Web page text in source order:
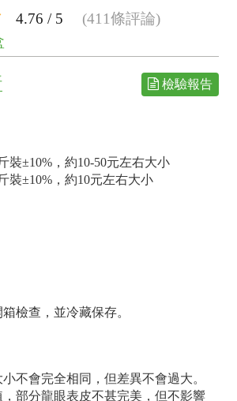
4.76 / 5
(411條評論)
檢驗報告
裝±10%，約10-50元左右大小
裝±10%，約10元左右大小
檢查，並冷藏保存。
不會完全相同，但差異不會過大。
部分龍眼表皮不甚完美，但不影響